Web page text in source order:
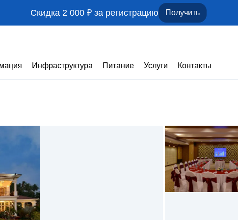
Скидка 2 000 ₽ за регистрацию Получить
Инфраструктура Питание Услуги Контакты